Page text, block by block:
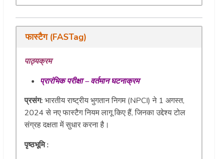
फास्टैग(FASTag)
पाठ्यक्रम
प्रारंभिक परीक्षा – वर्तमान घटनाक्रम
प्रसंग: भारतीय राष्ट्रीय भुगतान निगम (NPCI) ने 1 अगस्त,
2024 से नए फास्टैग नियम लागू किए हैं, जिनका उद्देश्य टोल
संग्रह दक्षता में सुधार करना है।
पृष्ठभूमि: